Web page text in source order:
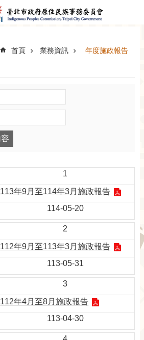
首頁 業務資訊 年度施政報告
1
113年9月至114年3月施政報告
114-05-20
2
112年9月至113年3月施政報告
113-05-31
3
112年4月至8月施政報告
113-04-30